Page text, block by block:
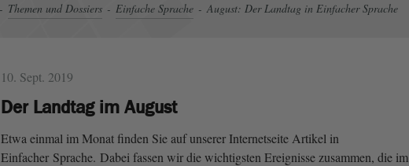
Themen und Dossiers Einfache Sprache August: Der Landtag in Einfacher Sprache
10. Sept. 2019
Der Landtag im August
Etwa einmal im Monat finden Sie auf unserer Internetseite Artikel in
Einfacher Sprache. Dabei fassen wir die wichtigsten Ereignisse zusammen, die im